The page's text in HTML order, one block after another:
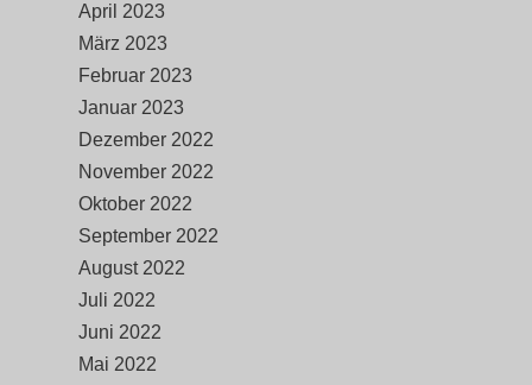
April 2023
März 2023
Februar 2023
Januar 2023
Dezember 2022
November 2022
Oktober 2022
September 2022
August 2022
Juli 2022
Juni 2022
Mai 2022